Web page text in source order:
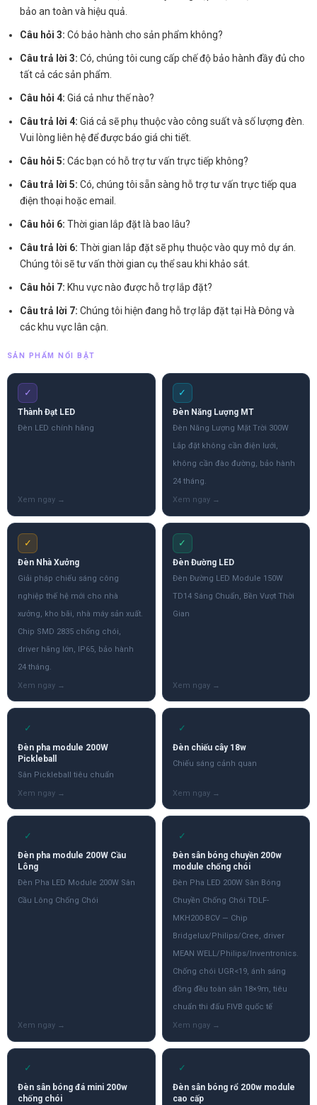
bảo an toàn và hiệu quả.
Câu hỏi 3: Có bảo hành cho sản phẩm không?
Câu trả lời 3: Có, chúng tôi cung cấp chế độ bảo hành đầy đủ cho
tất cả các sản phẩm.
Câu hỏi 4: Giá cả như thế nào?
Câu trả lời 4: Giá cả sẽ phụ thuộc vào công suất và số lượng đèn.
Vui lòng liên hệ để được báo giá chi tiết.
Câu hỏi 5: Các bạn có hỗ trợ tư vấn trực tiếp không?
Câu trả lời 5: Có, chúng tôi sẵn sàng hỗ trợ tư vấn trực tiếp qua
điện thoại hoặc email.
Câu hỏi 6: Thời gian lắp đặt là bao lâu?
Câu trả lời 6: Thời gian lắp đặt sẽ phụ thuộc vào quy mô dự án.
Chúng tôi sẽ tư vấn thời gian cụ thể sau khi khảo sát.
Câu hỏi 7: Khu vực nào được hỗ trợ lắp đặt?
Câu trả lời 7: Chúng tôi hiện đang hỗ trợ lắp đặt tại Hà Đông và
các khu vực lân cận.
SẢN PHẨM NỔI BẬT
✓
Thành Đạt LED
Đèn LED chính hãng
✓
Đèn Năng Lượng MT
Đèn Năng Lượng Mặt Trời 300W
Lắp đặt không cần điện lưới,
không cần đào đường, bảo hành
24 tháng.
✓
Đèn Nhà Xưởng
Giải pháp chiếu sáng công
nghiệp thế hệ mới cho nhà
xưởng, kho bãi, nhà máy sản xuất.
Chip SMD 2835 chống chói,
driver hãng lớn, IP65, bảo hành
24 tháng.
✓
Đèn Đường LED
Đèn Đường LED Module 150W
TD14 Sáng Chuẩn, Bền Vượt Thời
Gian
✓
Đèn pha module 200W
Pickleball
Sân Pickleball tiêu chuẩn
✓
Đèn chiếu cây 18w
Chiếu sáng cảnh quan
✓
Đèn pha module 200W Cầu
Lông
Đèn Pha LED Module 200W Sân
Cầu Lông Chống Chói
✓
Đèn sân bóng chuyền 200w
module chống chói
Đèn Pha LED 200W Sân Bóng
Chuyền Chống Chói TDLF-
MKH200-BCV — Chip
Bridgelux/Philips/Cree, driver
MEAN WELL/Philips/Inventronics.
Chống chói UGR<19, ánh sáng
đồng đều toàn sân 18×9m, tiêu
chuẩn thi đấu FIVB quốc tế
✓
Đèn sân bóng đá mini 200w
chống chói
✓
Đèn sân bóng rổ 200w module
cao cấp